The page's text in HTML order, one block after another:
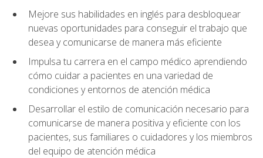
Mejore sus habilidades en inglés para desbloquear
nuevas oportunidades para conseguir el trabajo que
desea y comunicarse de manera más eficiente
Impulsa tu carrera en el campo médico aprendiendo
cómo cuidar a pacientes en una variedad de
condiciones y entornos de atención médica
Desarrollar el estilo de comunicación necesario para
comunicarse de manera positiva y eficiente con los
pacientes, sus familiares o cuidadores y los miembros
del equipo de atención médica